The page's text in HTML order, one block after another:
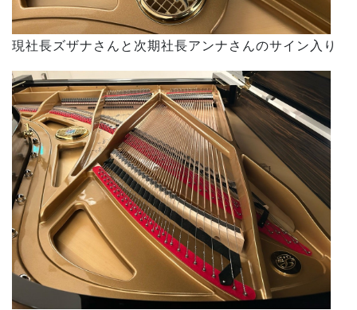
現社長ズザナさんと次期社長アンナさんのサイン入り